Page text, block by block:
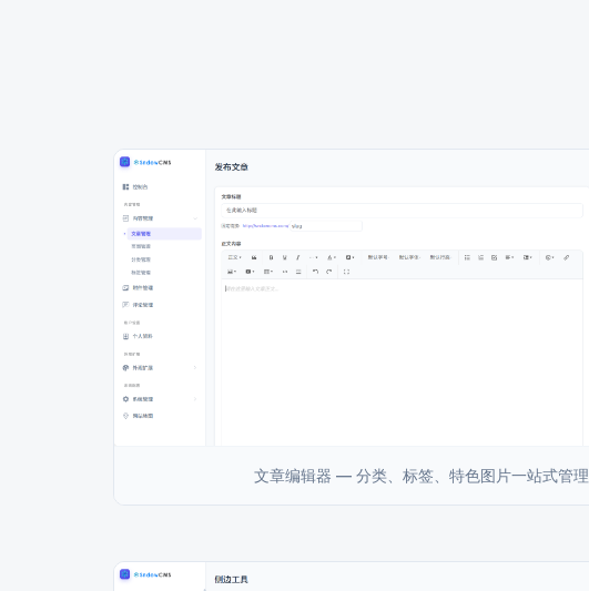
文章编辑器 — 分类、标签、特色图片一站式管理